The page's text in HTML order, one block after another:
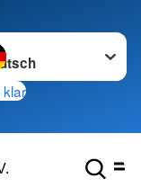
wechseln zu
klar